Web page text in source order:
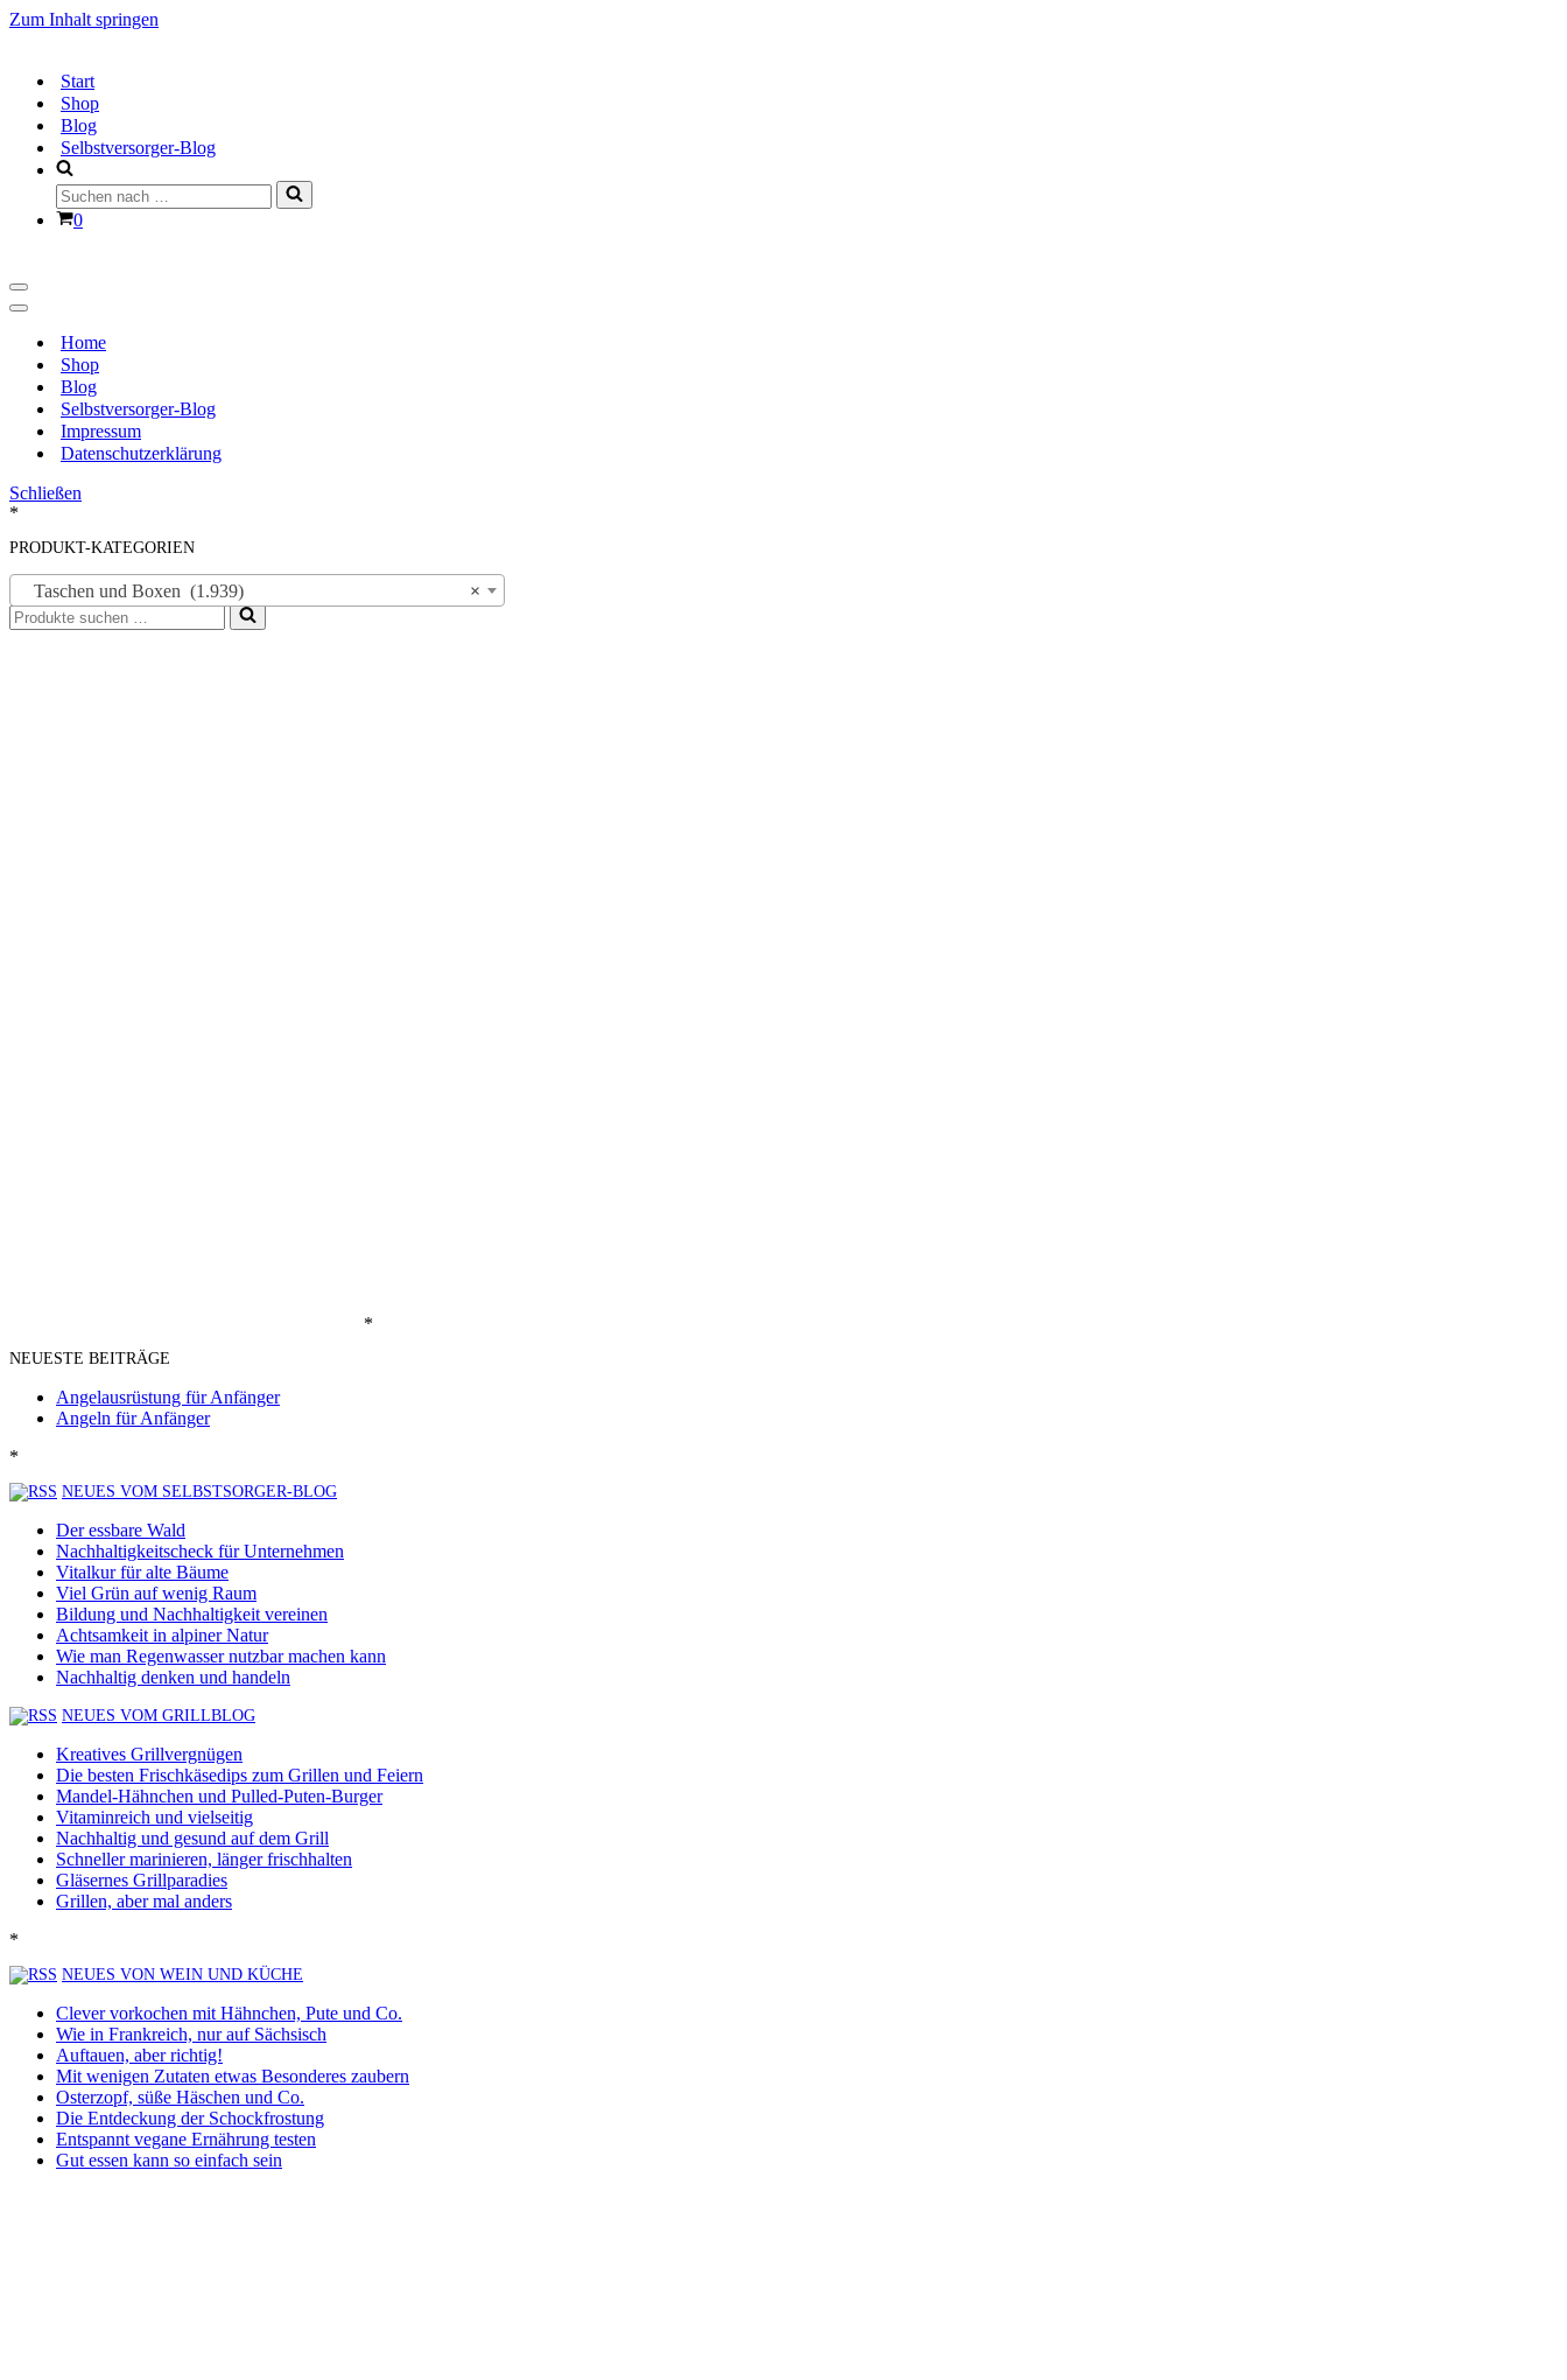
Zum Inhalt springen
Start
Shop
Blog
Selbstversorger-Blog
Suchen
nach …
Warenkorb
0
Navigationsmenü
Navigationsmenü
Home
Shop
Blog
Selbstversorger-Blog
Impressum
Datenschutzerklärung
Schließen
*
PRODUKT-KATEGORIEN
×
Taschen und Boxen (1.939)
Suchen
nach …
*
NEUESTE BEITRÄGE
Angelausrüstung für Anfänger
Angeln für Anfänger
*
NEUES VOM SELBSTSORGER-BLOG
Der essbare Wald
Nachhaltigkeitscheck für Unternehmen
Vitalkur für alte Bäume
Viel Grün auf wenig Raum
Bildung und Nachhaltigkeit vereinen
Achtsamkeit in alpiner Natur
Wie man Regenwasser nutzbar machen kann
Nachhaltig denken und handeln
NEUES VOM GRILLBLOG
Kreatives Grillvergnügen
Die besten Frischkäsedips zum Grillen und Feiern
Mandel-Hähnchen und Pulled-Puten-Burger
Vitaminreich und vielseitig
Nachhaltig und gesund auf dem Grill
Schneller marinieren, länger frischhalten
Gläsernes Grillparadies
Grillen, aber mal anders
*
NEUES VON WEIN UND KÜCHE
Clever vorkochen mit Hähnchen, Pute und Co.
Wie in Frankreich, nur auf Sächsisch
Auftauen, aber richtig!
Mit wenigen Zutaten etwas Besonderes zaubern
Osterzopf, süße Häschen und Co.
Die Entdeckung der Schockfrostung
Entspannt vegane Ernährung testen
Gut essen kann so einfach sein